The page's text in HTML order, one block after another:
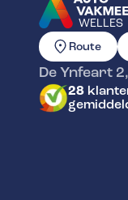
WELLES
GA NAAR DE
Route
De Ynfeart 2,
28